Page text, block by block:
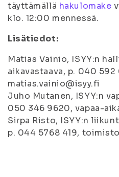
täyttämällä hakulomake
klo. 12:00 mennessä.
Lisätiedot:
Matias Vainio, ISYY:n
aikavastaava, p. 040 592
matias.vainio@isyy.fi
Juho Mutanen, ISYY:n
050 346 9620, vapaa-
Sirpa Risto, ISYY:n
p. 044 5768 419,